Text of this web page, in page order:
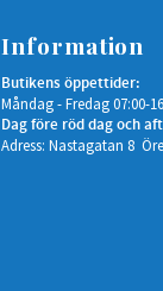
Information
Butikens öppettider:
Måndag - Fredag 07:00-
Dag före röd dag och
Adress: Nastagatan 8